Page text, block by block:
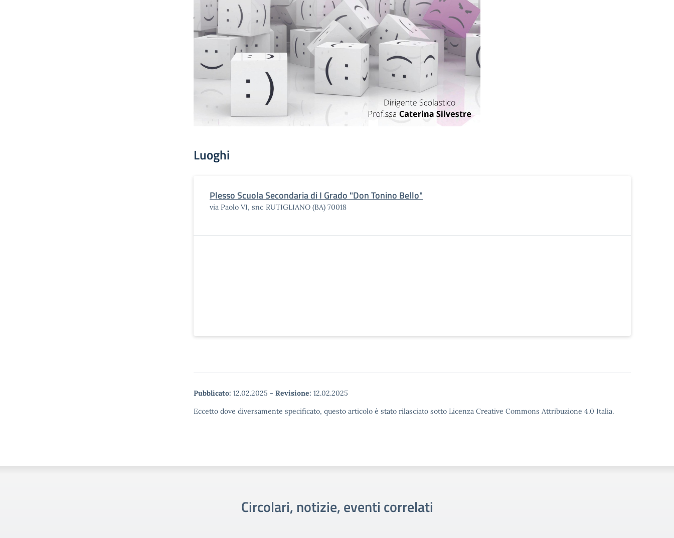
Luoghi
Plesso Scuola Secondaria di I Grado "Don Tonino Bello"
via Paolo VI, snc RUTIGLIANO (BA) 70018
Pubblicato: 12.02.2025 - Revisione: 12.02.2025
Eccetto dove diversamente specificato, questo articolo è stato rilasciato sotto Licenza Creative Commons Attribuzione 4.0 Italia.
Circolari, notizie, eventi correlati